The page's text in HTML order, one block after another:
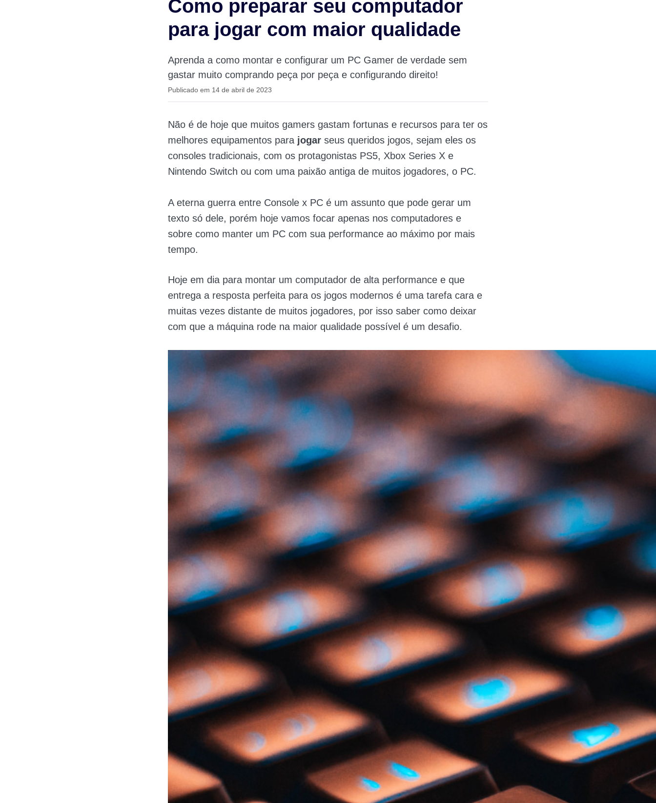
Como preparar seu computador
para jogar com maior qualidade
Aprenda a como montar e configurar um PC Gamer de verdade sem
gastar muito comprando peça por peça e configurando direito!
Publicado em 14 de abril de 2023
Não é de hoje que muitos gamers gastam fortunas e recursos para ter os
melhores equipamentos para jogar seus queridos jogos, sejam eles os
consoles tradicionais, com os protagonistas PS5, Xbox Series X e
Nintendo Switch ou com uma paixão antiga de muitos jogadores, o PC.
A eterna guerra entre Console x PC é um assunto que pode gerar um
texto só dele, porém hoje vamos focar apenas nos computadores e
sobre como manter um PC com sua performance ao máximo por mais
tempo.
Hoje em dia para montar um computador de alta performance e que
entrega a resposta perfeita para os jogos modernos é uma tarefa cara e
muitas vezes distante de muitos jogadores, por isso saber como deixar
com que a máquina rode na maior qualidade possível é um desafio.